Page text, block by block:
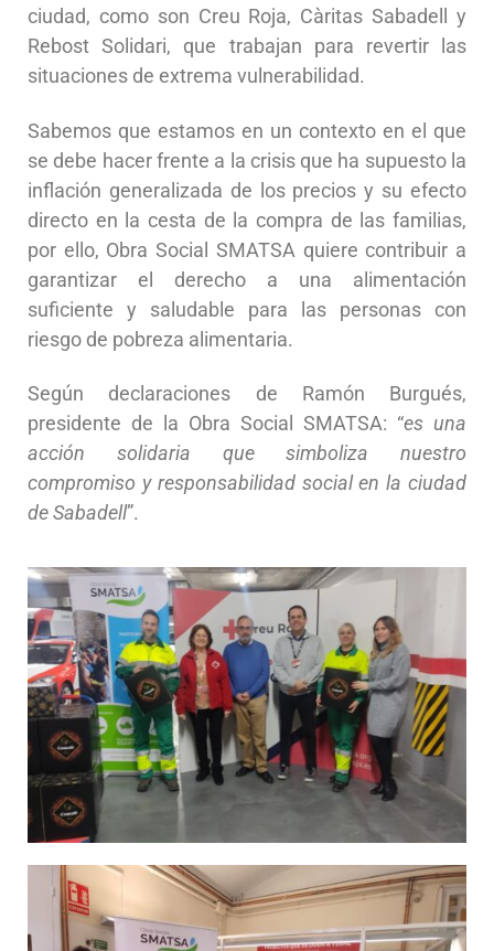
ciudad, como son Creu Roja, Càritas Sabadell y
Rebost Solidari, que trabajan para revertir las
situaciones de extrema vulnerabilidad.
Sabemos que estamos en un contexto en el que
se debe hacer frente a la crisis que ha supuesto la
inflación generalizada de los precios y su efecto
directo en la cesta de la compra de las familias,
por ello, Obra Social SMATSA quiere contribuir a
garantizar el derecho a una alimentación
suficiente y saludable para las personas con
riesgo de pobreza alimentaria.
Según declaraciones de Ramón Burgués,
presidente de la Obra Social SMATSA: “es una
acción solidaria que simboliza nuestro
compromiso y responsabilidad social en la ciudad
de Sabadell”.